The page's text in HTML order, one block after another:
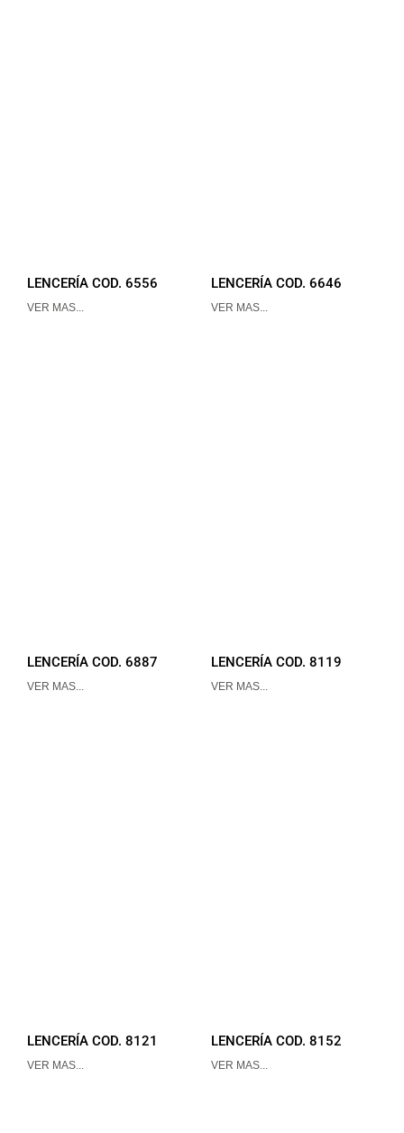
LENCERÍA COD. 6556
VER MAS...
LENCERÍA COD. 6646
VER MAS...
LENCERÍA COD. 6887
VER MAS...
LENCERÍA COD. 8119
VER MAS...
LENCERÍA COD. 8121
VER MAS...
LENCERÍA COD. 8152
VER MAS...